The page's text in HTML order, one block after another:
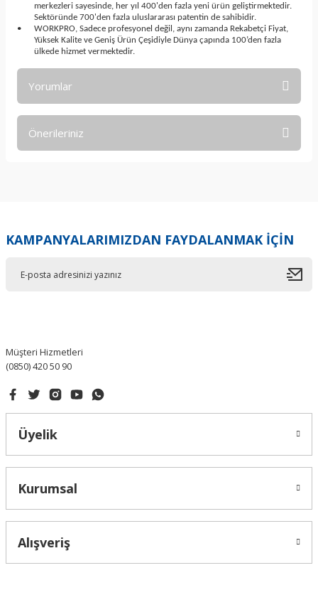
merkezleri sayesinde, her yıl 400'den fazla yeni ürün geliştirmektedir.
Sektöründe 700'den fazla uluslararası patentin de sahibidir.
•
WORKPRO, Sadece profesyonel değil, aynı zamanda Rekabetçi Fiyat,
Yüksek Kalite ve Geniş Ürün Çeşidiyle Dünya çapında 100’den fazla
ülkede hizmet vermektedir.
Yorumlar
Önerileriniz
Ürün resmi kalitesiz, bozuk veya görüntülenemiyor.
KAMPANYALARIMIZDAN FAYDALANMAK İÇİN
Müşteri Hizmetleri
(0850) 420 50 90
Üyelik
Kurumsal
Alışveriş